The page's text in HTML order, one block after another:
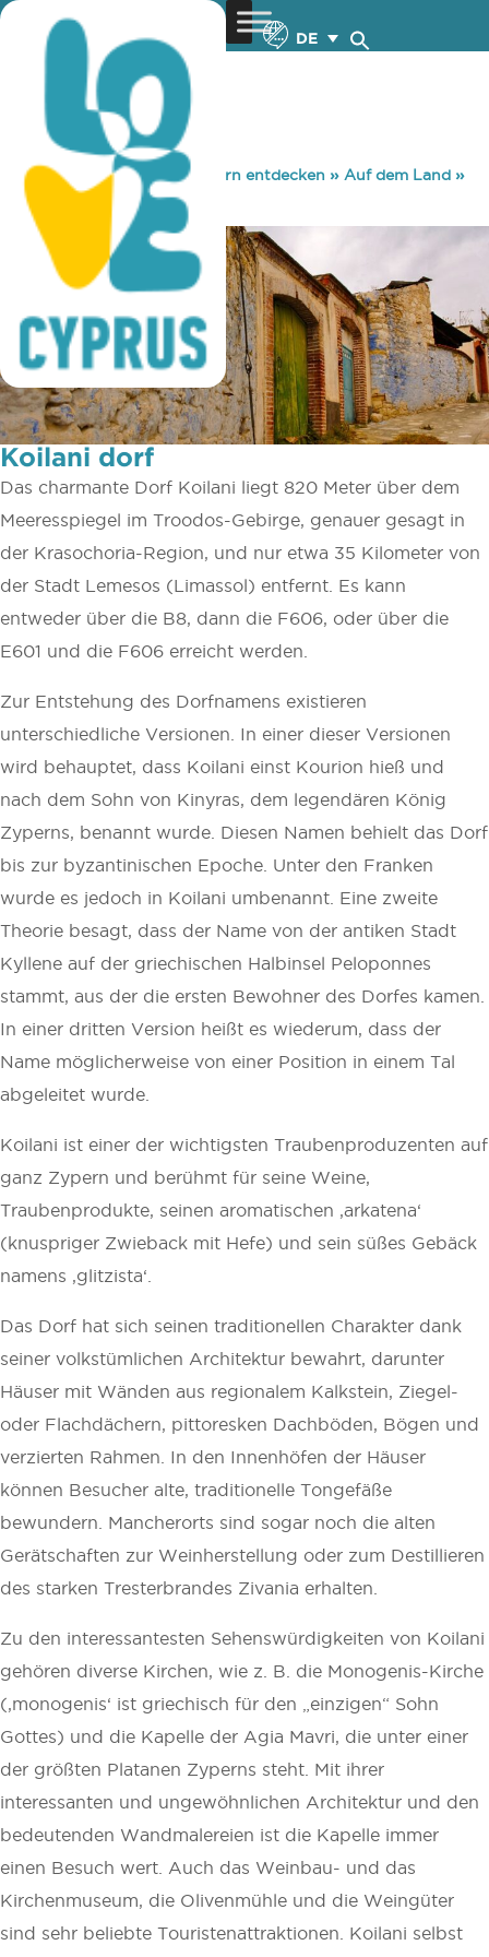
DE
You are here: Home »Zypern entdecken » Auf dem Land »
Dörfer
»Koilani dorf
Koilani dorf
Das charmante Dorf Koilani liegt 820 Meter über dem
Meeresspiegel im Troodos-Gebirge, genauer gesagt in
der Krasochoria-Region, und nur etwa 35 Kilometer von
der Stadt Lemesos (Limassol) entfernt. Es kann
entweder über die B8, dann die F606, oder über die
E601 und die F606 erreicht werden.
Zur Entstehung des Dorfnamens existieren
unterschiedliche Versionen. In einer dieser Versionen
wird behauptet, dass Koilani einst Kourion hieß und
nach dem Sohn von Kinyras, dem legendären König
Zyperns, benannt wurde. Diesen Namen behielt das Dorf
bis zur byzantinischen Epoche. Unter den Franken
wurde es jedoch in Koilani umbenannt. Eine zweite
Theorie besagt, dass der Name von der antiken Stadt
Kyllene auf der griechischen Halbinsel Peloponnes
stammt, aus der die ersten Bewohner des Dorfes kamen.
In einer dritten Version heißt es wiederum, dass der
Name möglicherweise von einer Position in einem Tal
abgeleitet wurde.
Koilani ist einer der wichtigsten Traubenproduzenten auf
ganz Zypern und berühmt für seine Weine,
Traubenprodukte, seinen aromatischen ‚arkatena‘
(knuspriger Zwieback mit Hefe) und sein süßes Gebäck
namens ‚glitzista‘.
Das Dorf hat sich seinen traditionellen Charakter dank
seiner volkstümlichen Architektur bewahrt, darunter
Häuser mit Wänden aus regionalem Kalkstein, Ziegel-
oder Flachdächern, pittoresken Dachböden, Bögen und
verzierten Rahmen. In den Innenhöfen der Häuser
können Besucher alte, traditionelle Tongefäße
bewundern. Mancherorts sind sogar noch die alten
Gerätschaften zur Weinherstellung oder zum Destillieren
des starken Tresterbrandes Zivania erhalten.
Zu den interessantesten Sehenswürdigkeiten von Koilani
gehören diverse Kirchen, wie z. B. die Monogenis-Kirche
(‚monogenis‘ ist griechisch für den „einzigen“ Sohn
Gottes) und die Kapelle der Agia Mavri, die unter einer
der größten Platanen Zyperns steht. Mit ihrer
interessanten und ungewöhnlichen Architektur und den
bedeutenden Wandmalereien ist die Kapelle immer
einen Besuch wert. Auch das Weinbau- und das
Kirchenmuseum, die Olivenmühle und die Weingüter
sind sehr beliebte Touristenattraktionen. Koilani selbst